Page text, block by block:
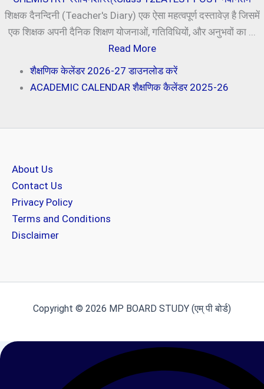
शिक्षक दैनन्दिनी (Teacher's Diary) एक ऐसा महत्वपूर्ण दस्तावेज़ है जिसमें
एक शिक्षक अपनी दैनिक शिक्षण योजनाओं, गतिविधियों, और अनुभवों का ...
Read More
शैक्षणिक केलेंडर 2026-27 डाउनलोड करें
ACADEMIC CALENDAR शैक्षणिक कैलेंडर 2025-26
About Us
Contact Us
Privacy Policy
Terms and Conditions
Disclaimer
Copyright © 2026 MP BOARD STUDY (एम् पी बोर्ड)